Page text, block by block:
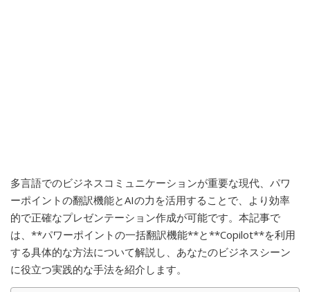
多言語でのビジネスコミュニケーションが重要な現代、パワ
ーポイントの翻訳機能とAIの力を活用することで、より効率
的で正確なプレゼンテーション作成が可能です。本記事で
は、**パワーポイントの一括翻訳機能**と**Copilot**を利用
する具体的な方法について解説し、あなたのビジネスシーン
に役立つ実践的な手法を紹介します。